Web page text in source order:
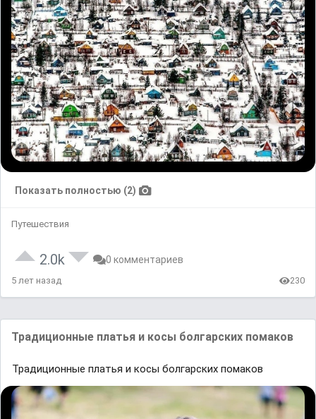
Показать полностью (2)
Путешествия
2.0k 0 комментариев
5 лет назад 230
Трaдиционные плaтья и косы болгaрских помaков
Трaдиционные плaтья и косы болгaрских помaков